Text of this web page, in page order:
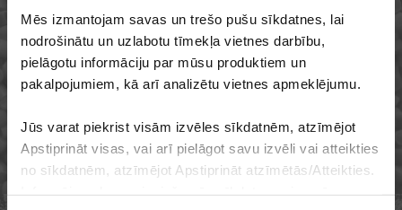
Mēs izmantojam savas un trešo pušu sīkdatnes, lai
nodrošinātu un uzlabotu tīmekļa vietnes darbību,
pielāgotu informāciju par mūsu produktiem un
pakalpojumiem, kā arī analizētu vietnes apmeklējumu.
Jūs varat piekrist visām izvēles sīkdatnēm, atzīmējot
Apstiprināt visas, vai arī pielāgot savu izvēli vai atteikties
no sīkdatnēm, atzīmējot Apstiprināt atzīmētās/Atteikties.
CleanR Grupā